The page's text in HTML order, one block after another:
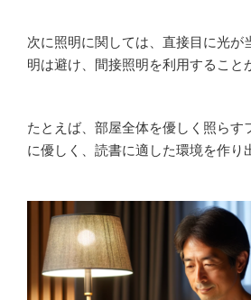
次に照明に関しては、直接目に光が
明は避け、間接照明を利用すること
たとえば、部屋全体を優しく照らす
に優しく、読書に適した環境を作り